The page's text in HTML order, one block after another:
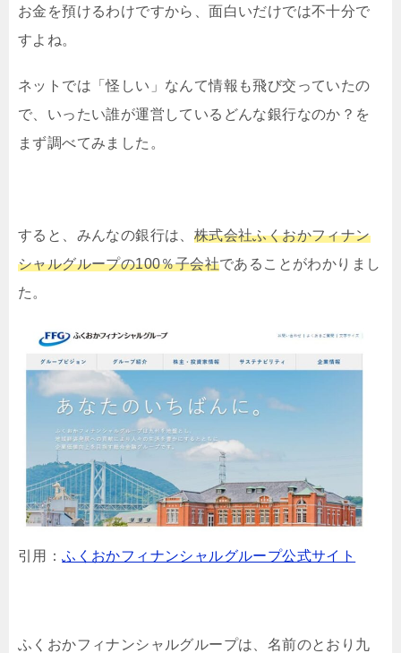
お金を預けるわけですから、面白いだけでは不十分で
すよね。
ネットでは「怪しい」なんて情報も飛び交っていたの
で、いったい誰が運営しているどんな銀行なのか？を
まず調べてみました。
すると、みんなの銀行は、 株式会社ふくおかフィナン
シャルグループの100％子会社であることがわかりまし
た。
引用：ふくおかフィナンシャルグループ公式サイト
ふくおかフィナンシャルグループは、名前のとおり九